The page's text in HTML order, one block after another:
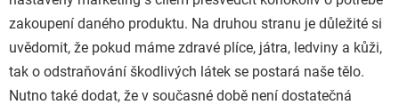
zakoupení daného produktu. Na druhou stranu je důležité si
uvědomit, že pokud máme zdravé plíce, játra, ledviny a kůži,
tak o odstraňování škodlivých látek se postará naše tělo.
Nutno také dodat, že v současné době není dostatečná